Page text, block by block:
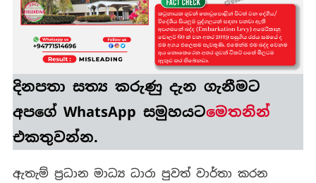
නව
අපගමන
බද්දක්?
දිනපතා සත්‍ය කරුණුදැන ගැනීමට
අපගේ WhatsApp සමුහයටමෙතනින්
එකතුවන්න.
ඇතැම් ප්‍රධාන මාධ්‍ය ධාරා පුවත් වාර්තා කරන